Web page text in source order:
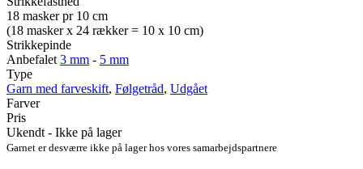
18 masker pr 10 cm
(18 masker x 24 rækker = 10 x 10 cm)
Strikkepinde
Anbefalet 3 mm - 5 mm
Type
Garn med farveskift, Følgetråd, Udgået
Farver
Pris
Ukendt - Ikke på lager
Garnet er desværre ikke på lager hos vores samarbejdspartnere